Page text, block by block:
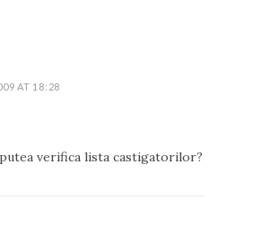
AT 18:28
verifica lista castigatorilor?